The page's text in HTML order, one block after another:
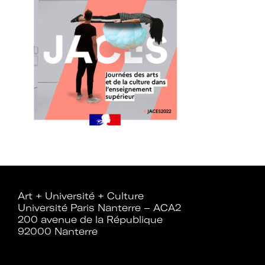
Art + Université + Culture
Université Paris Nanterre – ACA2
200 avenue de la République
92000 Nanterre